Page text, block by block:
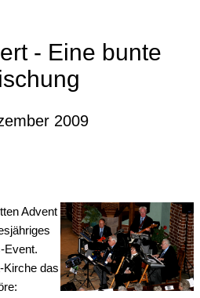
- Eine bunte
2009
Advent
Event.
Kirche das